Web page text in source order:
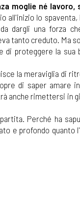
moglie né lavoro,
all'inizio lo
dargli una forza
tanto creduto. Ma
proteggere la sua
la meraviglia di
di saper amare
rimettersi in
Perché ha
e profondo quanto